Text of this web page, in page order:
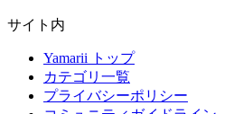
サイト内
Yamarii トップ
カテゴリ一覧
プライバシーポリシー